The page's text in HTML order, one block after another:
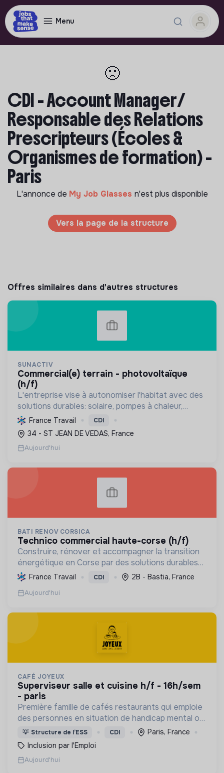
Menu
🙁
CDI - Account Manager/
Responsable des Relations
Prescripteurs (Écoles &
Organismes de formation) -
Paris
L'annonce de My Job Glasses n'est plus disponible
Vers la page de la structure
Offres similaires dans d'autres structures
SUNACTIV
commercial(e) terrain - photovoltaïque
(h/f)
L'entreprise vise à autonomiser l'habitat avec des
solutions durables: solaire, pompes à chaleur,
isolation, etc. Elle aide à réduire l'empreinte
carbone et les factures énergétiques. Elle détient
le ...
France Travail CDI
34 - ST JEAN DE VEDAS, France
Aujourd'hui
BATI RENOV CORSICA
technico commercial haute-corse (h/f)
Construire, rénover et accompagner la transition
énergétique en Corse par des solutions durables
(solaire, isolation, chauffage, etc.) et la location de
matériel. Labellisée RGE.
France Travail CDI 2B - Bastia, France
Aujourd'hui
CAFÉ JOYEUX
superviseur salle et cuisine h/f - 16h/sem
- paris
Première famille de cafés restaurants qui emploie
des personnes en situation de handicap mental ou
cognitif, Café joyeux poursuit sa croissance au
service de l'inclusion avec déjà plusieurs cafés.
💡 Structure de l’ESS CDI
Paris, France
Inclusion par l'Emploi
Aujourd'hui